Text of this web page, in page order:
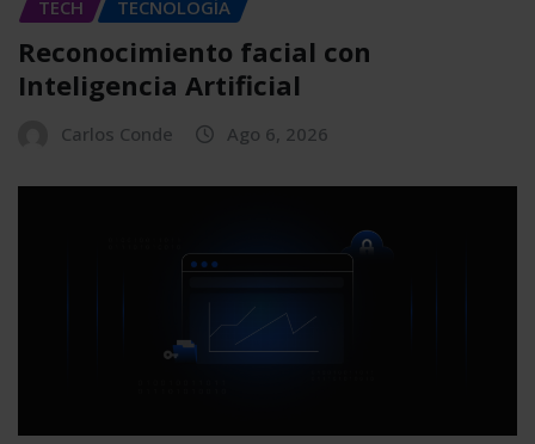
TECH
TECNOLOGÍA
Reconocimiento facial con
Inteligencia Artificial
Carlos Conde Ago 6, 2026